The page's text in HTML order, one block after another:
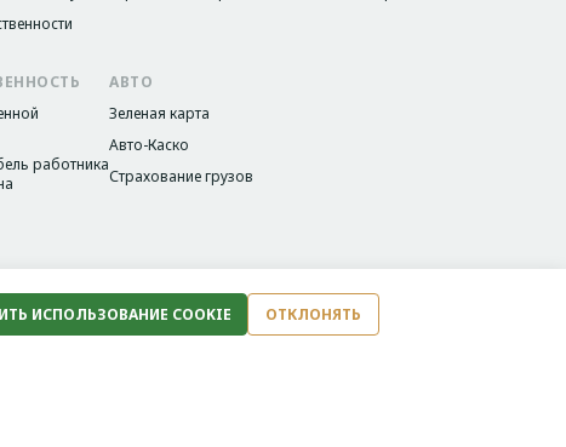
работника
АВТО
Зеленая карта
Авто-Каско
Страхование грузов
Image Image
ИСПОЛЬЗОВАНИЕ COOKIE ОТКЛОНЯТЬ